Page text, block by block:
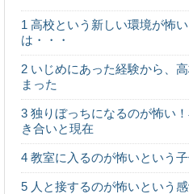
ランニングのペー
ための練習
玉ねぎを煮るとあ
えます！
1 高校という新しい環境が怖
は・・・
2 いじめにあった経験から、
まった
3 独りぼっちになるのが怖い
き合いと現在
4 教室に入るのが怖いという
5 人と接するのが怖いという